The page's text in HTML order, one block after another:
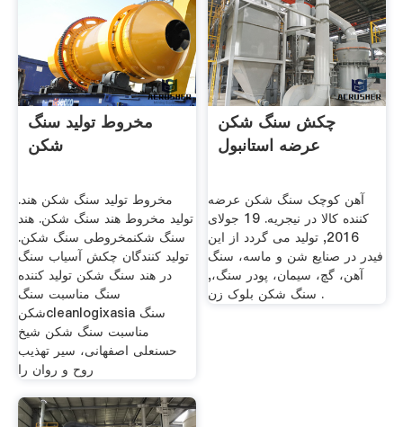
مخروط تولید سنگ
شکن
مخروط تولید سنگ شکن هند.
تولید مخروط هند سنگ شکن. هند
سنگ شکنمخروطی سنگ شکن.
تولید کنندگان چکش آسیاب سنگ
در هند سنگ شکن تولید کننده
سنگ مناسبت سنگ
شکنcleanlogixasia سنگ
مناسبت سنگ شکن شیخ
حسنعلی اصفهانی، سیر تهذیب
روح و روان را
چکش سنگ شکن
عرضه استانبول
آهن کوچک سنگ شکن عرضه
کننده کالا در نیجریه. 19 جولای
2016, تولید می گردد از این
فیدر در صنایع شن و ماسه، سنگ
آهن، گچ، سیمان، پودر سنگ،,
سنگ شکن بلوک زن .